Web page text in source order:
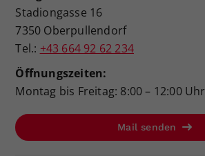
Stadiongasse 16
7350 Oberpullendorf
Tel.: +43 664 92 62 234
Öffnungszeiten:
Montag bis Freitag: 8:00 – 12:00 Uhr
Mail senden